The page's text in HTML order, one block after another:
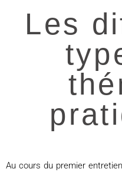
Les
Au cours du premier